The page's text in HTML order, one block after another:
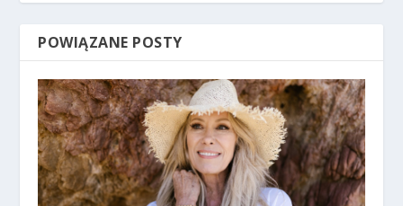
POWIĄZANE POSTY